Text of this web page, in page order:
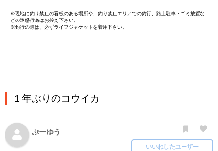
※現地に釣り禁止の看板のある場所や、釣り禁止エリアでの釣行、路上駐車・ゴミ放置な
どの迷惑行為はお控え下さい。
※釣行の際は、必ずライフジャケットを着用下さい。
１年ぶりのコウイカ
ぷーゆう
いいねしたユーザー